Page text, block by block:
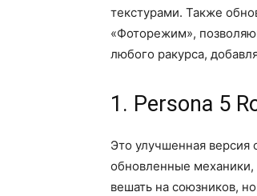
текстурами. Также
«Фоторежим»,
любого ракурса,
1. Persona 5
Это улучшенная версия
обновленные
вешать на союзников,